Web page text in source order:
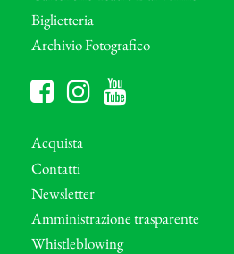
Biglietteria
Archivio Fotografico
Acquista
Contatti
Newsletter
Amministrazione trasparente
Whistleblowing